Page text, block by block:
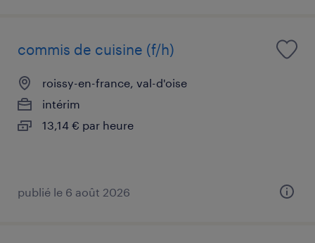
commis de cuisine (f/h)
roissy-en-france, val-d'oise
intérim
13,14 € par heure
publié le 6 août 2026